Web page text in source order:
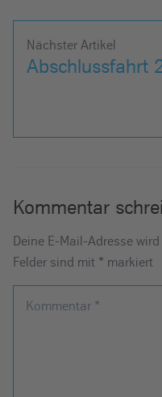
Nächster Artikel
Abschlussfahrt
Kommentar
Deine E-Mail-Adresse
Felder sind mit * markiert
Kommentar *